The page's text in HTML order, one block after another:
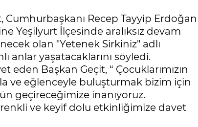
Cumhurbaşkanı Recep Tayyip Erdoğan
Yeşilyurt İlçesinde aralıksız devam
olan "Yetenek Sirkiniz" adlı
anlar yaşatacaklarını söyledi.
Başkan Geçit, “ Çocuklarımızın
ve eğlenceyle buluşturmak bizim için
geçireceğimize inanıyoruz.
renkli ve keyif dolu etkinliğimize davet